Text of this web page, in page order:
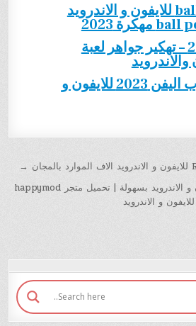
تهكير 8 ball pool للايفون و الاندرويد
تهكير زوبا 2023 – تهكير جواهر لعبة
تهكير توكنز توب اليفن 2023 للايفون و
← تحميل هابي مود للايفون و الاندرويد بسهولة | تحميل متجر happymod
للايفون و الاندرويد